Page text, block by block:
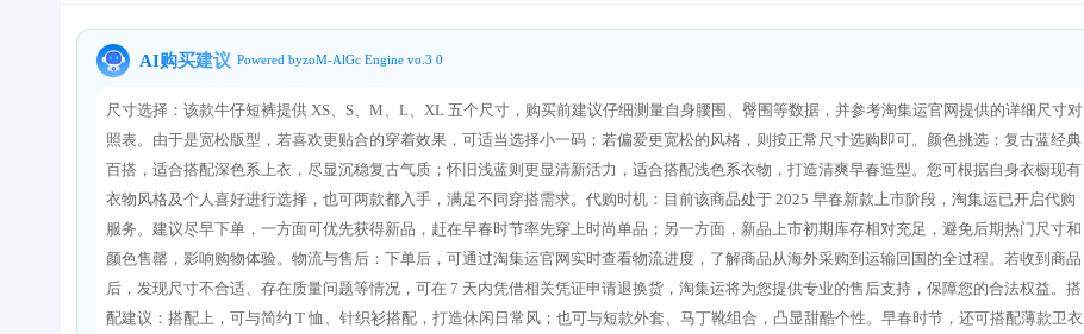
AI购买建议 Powered byzoM-AlGc Engine vo.3 0
尺寸选择：该款牛仔短裤提供 XS、S、M、L、XL 五个尺寸，购买前建议仔细测量自身腰围、臀围等数据，并参考淘集运官网提供的详细尺寸对
照表。由于是宽松版型，若喜欢更贴合的穿着效果，可适当选择小一码；若偏爱更宽松的风格，则按正常尺寸选购即可。​ 颜色挑选：复古蓝经典
百搭，适合搭配深色系上衣，尽显沉稳复古气质；怀旧浅蓝则更显清新活力，适合搭配浅色系衣物，打造清爽早春造型。您可根据自身衣橱现有
衣物风格及个人喜好进行选择，也可两款都入手，满足不同穿搭需求。​ 代购时机：目前该商品处于 2025 早春新款上市阶段，淘集运已开启代购
服务。建议尽早下单，一方面可优先获得新品，赶在早春时节率先穿上时尚单品；另一方面，新品上市初期库存相对充足，避免后期热门尺寸和
颜色售罄，影响购物体验。​ 物流与售后：下单后，可通过淘集运官网实时查看物流进度，了解商品从海外采购到运输回国的全过程。若收到商品
后，发现尺寸不合适、存在质量问题等情况，可在 7 天内凭借相关凭证申请退换货，淘集运将为您提供专业的售后支持，保障您的合法权益。​ 搭
配建议：搭配上，可与简约 T 恤、针织衫搭配，打造休闲日常风；也可与短款外套、马丁靴组合，凸显甜酷个性。早春时节，还可搭配薄款卫衣